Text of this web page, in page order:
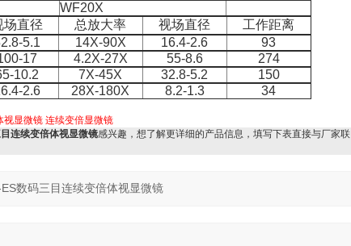
WF20X
场直径 总放大率 视场直径
工作距离
5.1 14X-90X 16.4-2.6
93
17 4.2X-27X 55-8.6
274
10.2 7X-45X 32.8-5.2
150
2.6 28X-180X 8.2-1.3 34
视显微镜 连续变倍显微镜
连续变倍体视显微镜感兴趣，想了解更详细的产品信息，填写下表直接与厂家联